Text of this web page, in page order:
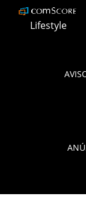
Lifestyle